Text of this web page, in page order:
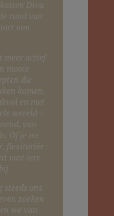
Diva
rand van
van
meer actief
mooie
die
komen.
en met
wereld –
van
Of je nu
flexitariër
vast iets
steeds ons
zoeken
we van